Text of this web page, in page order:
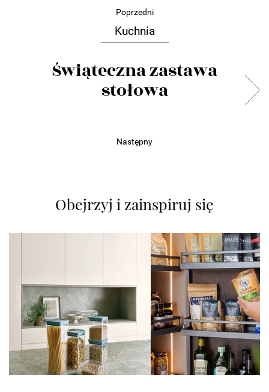
Poprzedni
Kuchnia
Świąteczna zastawa
stołowa
Następny
Obejrzyj i zainspiruj się